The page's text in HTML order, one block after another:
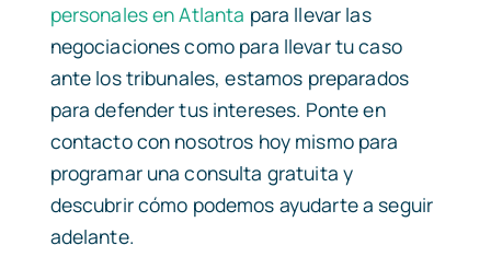
personales en Atlanta para llevar las
negociaciones como para llevar tu caso
ante los tribunales, estamos preparados
para defender tus intereses. Ponte en
contacto con nosotros hoy mismo para
programar una consulta gratuita y
descubrir cómo podemos ayudarte a seguir
adelante.